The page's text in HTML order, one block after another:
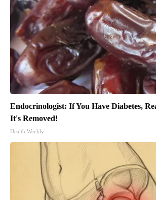
Endocrinologist: If You Have Diabetes,
It's Removed!
Health Weekly